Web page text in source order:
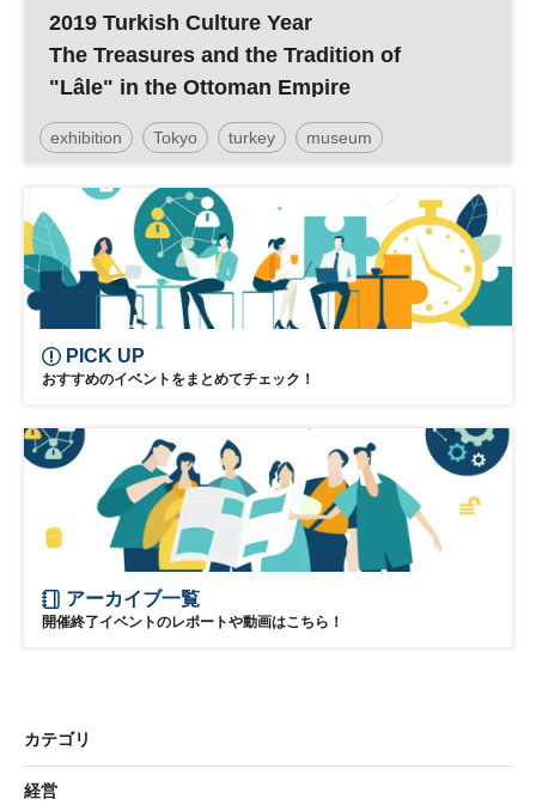
2019 Turkish Culture Year
The Treasures and the Tradition of
"Lâle" in the Ottoman Empire
exhibition Tokyo turkey museum
The National Art Center
PICK UP
おすすめのイベントをまとめてチェック！
アーカイブ一覧
開催終了イベントのレポートや動画はこちら！
カテゴリ
経営